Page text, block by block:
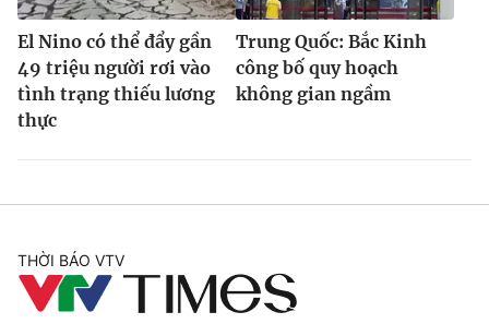
El Nino có thể đẩy gần
49 triệu người rơi vào
tình trạng thiếu lương
thực
Trung Quốc: Bắc Kinh
công bố quy hoạch
không gian ngầm
THỜI BÁO VTV